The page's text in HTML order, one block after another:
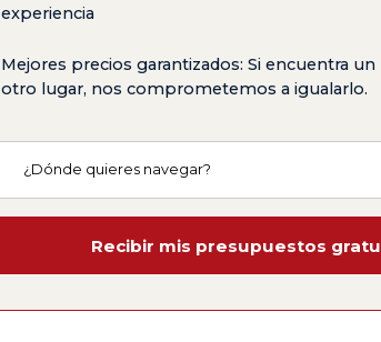
experiencia
Mejores precios garantizados: Si encuentra
otro lugar, nos comprometemos a igualarlo.
Recibir mis presupuestos